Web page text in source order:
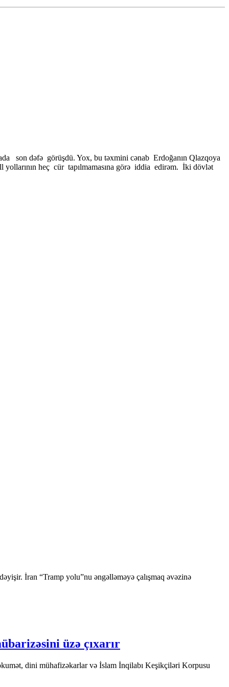
son dəfə görüşdü. Yox, bu təxmini cənab Erdoğanın Qlazqoya
heç cür tapılmamasına görə iddia edirəm. İki dövlət
İran “Tramp yolu”nu əngəlləməyə çalışmaq əvəzinə
üzə çıxarır
dini mühafizəkarlar və İslam İnqilabı Keşikçiləri Korpusu